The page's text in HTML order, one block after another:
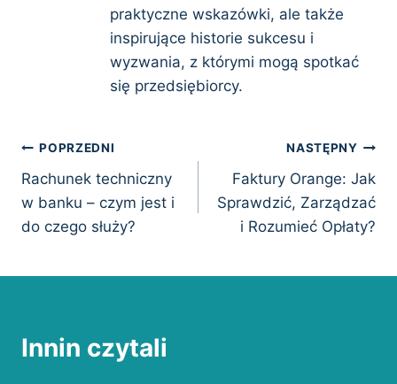
praktyczne wskazówki, ale także
inspirujące historie sukcesu i
wyzwania, z którymi mogą spotkać
się przedsiębiorcy.
Nawigacja
wpisu
POPRZEDNI
Rachunek techniczny
w banku – czym jest i
do czego służy?
NASTĘPNY
Faktury Orange: Jak
Sprawdzić, Zarządzać
i Rozumieć Opłaty?
Innin czytali